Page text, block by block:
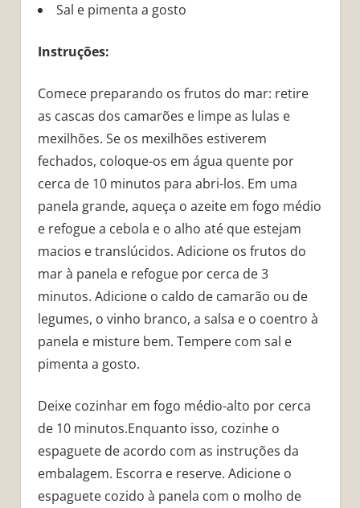
Sal e pimenta a gosto
Instruções:
Comece preparando os frutos do mar: retire
as cascas dos camarões e limpe as lulas e
mexilhões. Se os mexilhões estiverem
fechados, coloque-os em água quente por
cerca de 10 minutos para abri-los. Em uma
panela grande, aqueça o azeite em fogo médio
e refogue a cebola e o alho até que estejam
macios e translúcidos. Adicione os frutos do
mar à panela e refogue por cerca de 3
minutos. Adicione o caldo de camarão ou de
legumes, o vinho branco, a salsa e o coentro à
panela e misture bem. Tempere com sal e
pimenta a gosto.
Deixe cozinhar em fogo médio-alto por cerca
de 10 minutos.Enquanto isso, cozinhe o
espaguete de acordo com as instruções da
embalagem. Escorra e reserve. Adicione o
espaguete cozido à panela com o molho de